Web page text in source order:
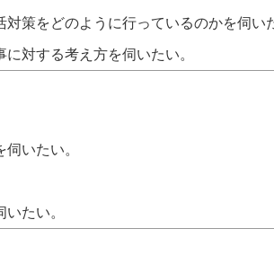
策をどのように行っているのかを伺い
対する考え方を伺いたい。
いたい。
たい。